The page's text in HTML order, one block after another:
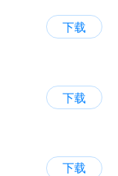
下载
下载
下载